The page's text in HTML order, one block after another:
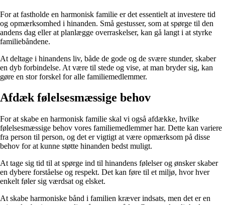
For at fastholde en harmonisk familie er det essentielt at investere tid
og opmærksomhed i hinanden. Små gestusser, som at spørge til den
andens dag eller at planlægge overraskelser, kan gå langt i at styrke
familiebåndene.
At deltage i hinandens liv, både de gode og de svære stunder, skaber
en dyb forbindelse. At være til stede og vise, at man bryder sig, kan
gøre en stor forskel for alle familiemedlemmer.
Afdæk følelsesmæssige behov
For at skabe en harmonisk familie skal vi også afdække, hvilke
følelsesmæssige behov vores familiemedlemmer har. Dette kan variere
fra person til person, og det er vigtigt at være opmærksom på disse
behov for at kunne støtte hinanden bedst muligt.
At tage sig tid til at spørge ind til hinandens følelser og ønsker skaber
en dybere forståelse og respekt. Det kan føre til et miljø, hvor hver
enkelt føler sig værdsat og elsket.
At skabe harmoniske bånd i familien kræver indsats, men det er en